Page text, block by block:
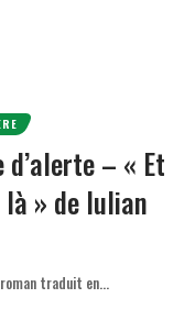
– « Et
» de Iulian
traduit en…